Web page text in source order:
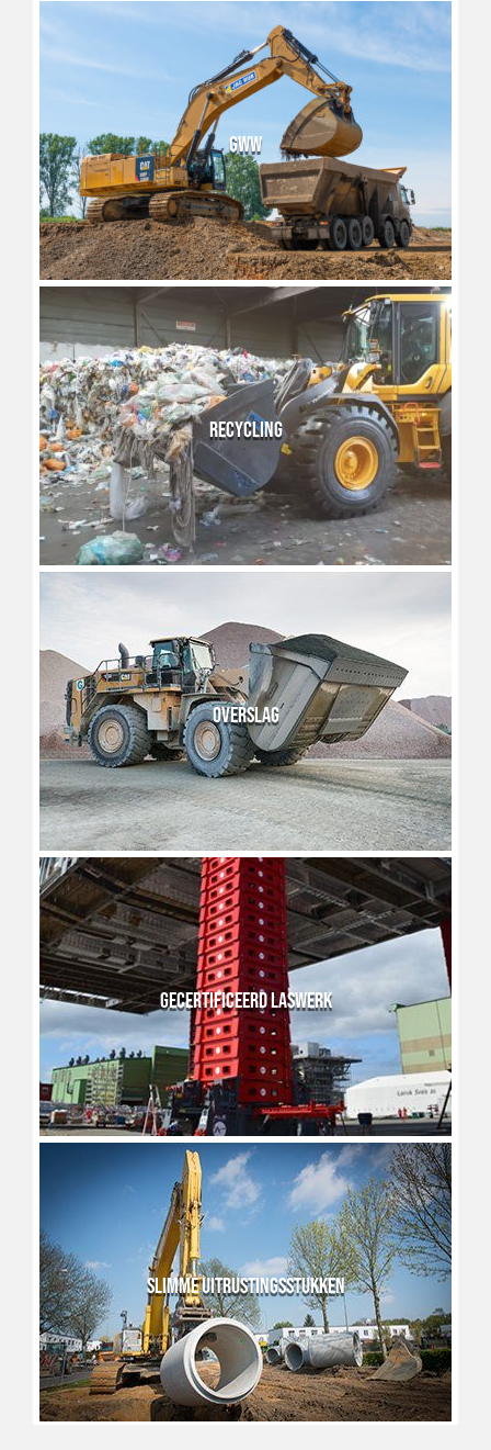
GWW
RECYCLING
OVERSLAG
GECERTIFICEERD LASWERK
SLIMME UITRUSTINGSSTUKKEN